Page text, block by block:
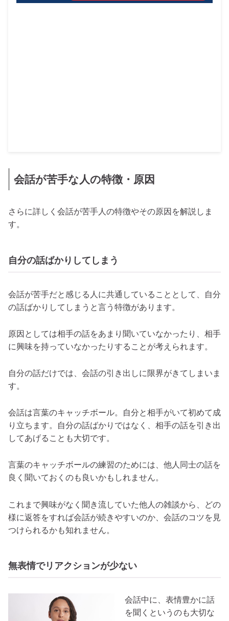
会話が苦手な人の特徴・原因
さらに詳しく会話が苦手人の特徴やその原因を解説しま
す。
自分の話ばかりしてしまう
会話が苦手だと感じる人に共通していることとして、自分
の話ばかりしてしまうと言う特徴があります。
原因としては相手の話をあまり聞いていなかったり、相手
に興味を持っていなかったりすることが考えられます。
自分の話だけでは、会話の引き出しに限界がきてしまいま
す。
会話は言葉のキャッチボール。自分と相手がいて初めて成
り立ちます。自分の話ばかりではなく、相手の話を引き出
してあげることも大切です。
言葉のキャッチボールの練習のためには、他人同士の話を
良く聞いておくのも良いかもしれません。
これまで興味がなく聞き流していた他人の雑談から、どの
様に返答をすれば会話が続きやすいのか、会話のコツを見
つけられるかも知れません。
無表情でリアクションが少ない
会話中に、表情豊かに話
を聞くというのも大切な